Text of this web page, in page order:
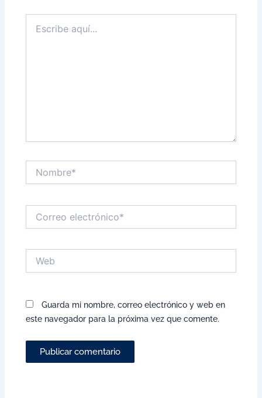
aquí...
electrónico*
Guarda mi nombre, correo electrónico y web en
este navegador para la próxima vez que comente.